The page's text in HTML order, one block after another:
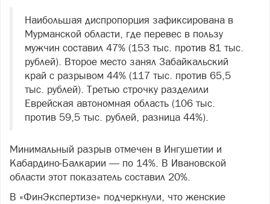
Наибольшая диспропорция зафиксирована в
Мурманской области, где перевес в пользу
мужчин составил 47% (153 тыс. против 81 тыс.
рублей). Второе место занял Забайкальский
край с разрывом 44% (117 тыс. против 65,5
тыс. рублей). Третью строчку разделили
Еврейская автономная область (106 тыс.
против 59,5 тыс. рублей, разница 44%).
Минимальный разрыв отмечен в Ингушетии и
Кабардино-Балкарии — по 14%. В Ивановской
области этот показатель составил 20%.
В «ФинЭкспертизе» подчеркнули, что женские